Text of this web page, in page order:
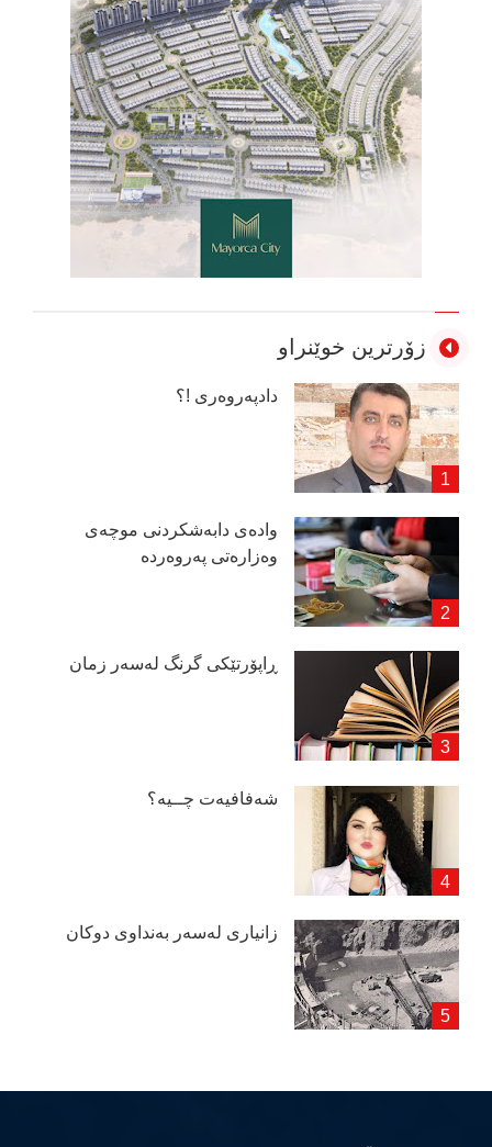
زۆرترین خوێنراو
دادپەروەری !؟
وادەی دابەشكردنی موچەی
وەزارەتی پەروەردە
ڕاپۆرتێكی گرنگ لەسەر زمان
شەفافیەت چــیە؟
زانیاری لەسەر بەنداوی دوكان